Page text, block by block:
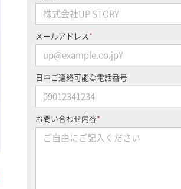
メールアドレス *
日中ご連絡可能な電話番号
お問い合わせ内容*